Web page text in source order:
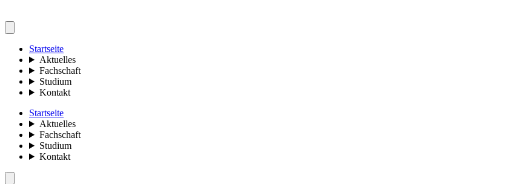
Startseite
Aktuelles
Fachschaft
Studium
Kontakt
Startseite
Aktuelles
Fachschaft
Studium
Kontakt